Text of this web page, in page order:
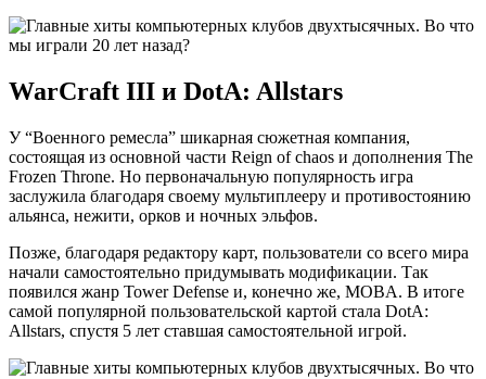
WarCraft III и DotA: Allstars
У “Военного ремесла” шикарная сюжетная компания,
состоящая из основной части Reign of chaos и дополнения The
Frozen Throne. Но первоначальную популярность игра
заслужила благодаря своему мультиплееру и противостоянию
альянса, нежити, орков и ночных эльфов.
Позже, благодаря редактору карт, пользователи со всего мира
начали самостоятельно придумывать модификации. Так
появился жанр Tower Defense и, конечно же, MOBA. В итоге
самой популярной пользовательской картой стала DotA:
Allstars, спустя 5 лет ставшая самостоятельной игрой.